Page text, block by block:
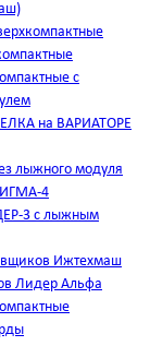
с
на ВАРИАТОРЕ
лыжного модуля
4
3 c лыжным
Ижтехмаш
Лидер Альфа